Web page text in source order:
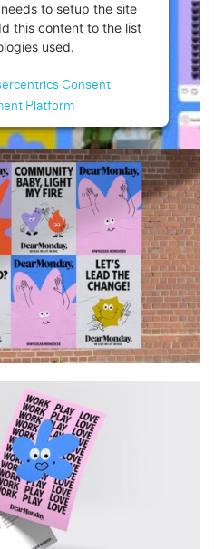
to setup the site
this content to the list
used.
Consent
Platform